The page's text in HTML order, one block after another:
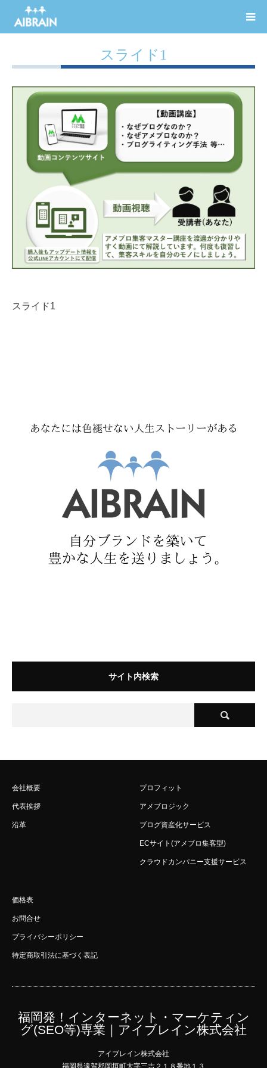
スライド1
スライド1
サイト内検索
会社概要
代表挨拶
沿革
プロフィット
アメブロジック
ブログ資産化サービス
ECサイト(アメブロ集客型)
クラウドカンパニー支援サービス
価格表
お問合せ
プライバシーポリシー
特定商取引法に基づく表記
福岡発！インターネット・マーケティン
グ(SEO等)専業｜アイブレイン株式会社
アイブレイン株式会社
福岡県遠賀郡岡垣町大字三吉２１８番地１３